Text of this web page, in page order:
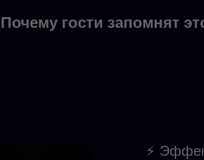
Почему гости запомнят
⚡